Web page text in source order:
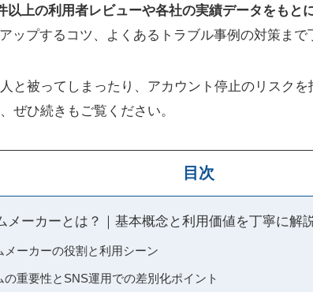
以上の利用者レビューや各社の実績データをもと
ップするコツ、よくあるトラブル事例の対策まで
人と被ってしまったり、アカウント停止のリスク
ぜひ続きもご覧ください。
目次
メーカーとは？｜基本概念と利用価値を丁寧に解
メーカーの役割と利用シーン
の重要性とSNS運用での差別化ポイント